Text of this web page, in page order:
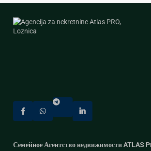
Семейное Агентство недвижимости ATLAS